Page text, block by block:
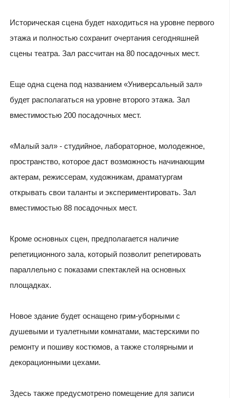
Историческая сцена будет находиться на уровне первого
этажа и полностью сохранит очертания сегодняшней
сцены театра. Зал рассчитан на 80 посадочных мест.
Еще одна сцена под названием «Универсальный зал»
будет располагаться на уровне второго этажа. Зал
вместимостью 200 посадочных мест.
«Малый зал» - студийное, лабораторное, молодежное,
пространство, которое даст возможность начинающим
актерам, режиссерам, художникам, драматургам
открывать свои таланты и экспериментировать. Зал
вместимостью 88 посадочных мест.
Кроме основных сцен, предполагается наличие
репетиционного зала, который позволит репетировать
параллельно с показами спектаклей на основных
площадках.
Новое здание будет оснащено грим-уборными с
душевыми и туалетными комнатами, мастерскими по
ремонту и пошиву костюмов, а также столярными и
декорационными цехами.
Здесь также предусмотрено помещение для записи